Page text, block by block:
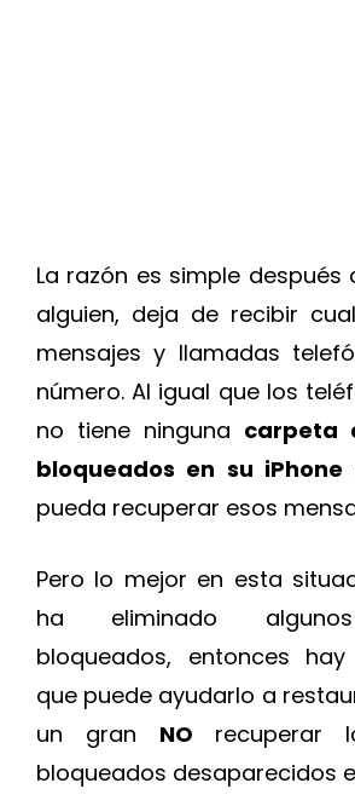
La razón es simple después
alguien, deja de recibir
mensajes y llamadas
número. Al igual que los
no tiene ninguna carpeta
bloqueados en su iPhone
pueda recuperar esos
Pero lo mejor en esta
ha eliminado
bloqueados, entonces
que puede ayudarlo a
un gran NO recuperar
bloqueados desaparecidos